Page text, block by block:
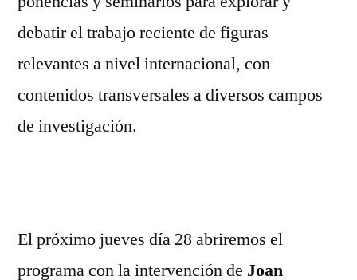
debatir el trabajo reciente de figuras
relevantes a nivel internacional, con
contenidos transversales a diversos campos
de investigación.
El próximo jueves día 28 abriremos el
programa con la intervención de Joan